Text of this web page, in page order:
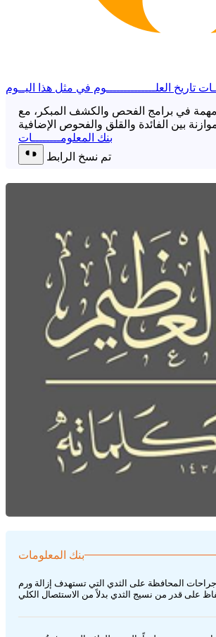
تاريخ العلــــــــــــــوم في مثل هذا اليــوم
مهمة في برامج الفحص والكشف المبكر، مع
بنك المعلومــــــــات
تم نسخ الرابط
بنك المعلومات
المحافظة على الثدي التي تستهدف إزالة ورم